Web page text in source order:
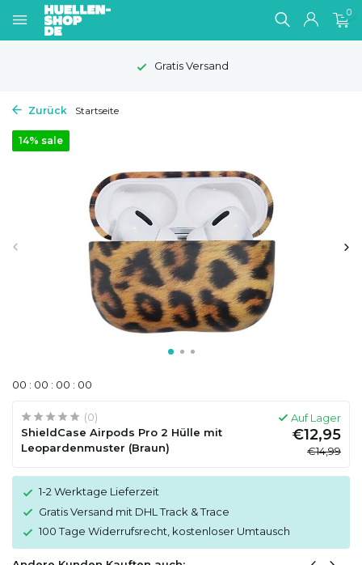
0
Gratis Versand
Zurück Startseite
14% sale
00 : 00 : 00 : 00
(0)
ShieldCase Airpods Pro 2 Hülle mit
Leopardenmuster (Braun)
Auf Lager
€12,95
€14,99
1-2 Werktage Lieferzeit
Gratis Versand mit DHL Track & Trace
100 Tage Widerrufsrecht, kostenloser Umtausch